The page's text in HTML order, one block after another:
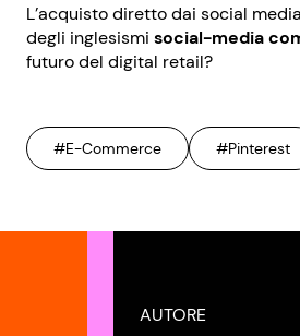
L’acquisto diretto dai social
degli inglesismi social-media
futuro del digital retail?
#E-Commerce #Pinterest
AUTORE